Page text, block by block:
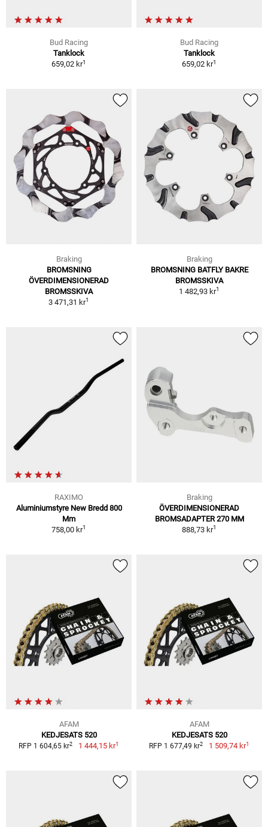
Bud Racing
Tanklock
659,02 kr1
Bud Racing
Tanklock
659,02 kr1
Braking
BROMSNING
ÖVERDIMENSIONERAD
BROMSSKIVA
3 471,31 kr1
Braking
BROMSNING BATFLY BAKRE
BROMSSKIVA
1 482,93 kr1
RAXIMO
Aluminiumstyre New Bredd 800
Mm
758,00 kr1
Braking
ÖVERDIMENSIONERAD
BROMSADAPTER 270 MM
888,73 kr1
AFAM
KEDJESATS 520
RFP 1 604,65 kr2 1 444,15 kr1
AFAM
KEDJESATS 520
RFP 1 677,49 kr2 1 509,74 kr1